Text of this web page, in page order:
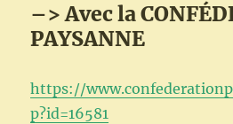
–> Avec la
PAYSANNE
https://
p?id=16581